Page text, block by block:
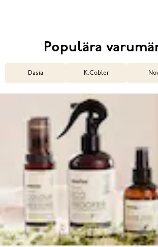
Populära
Dasia K.Cobler